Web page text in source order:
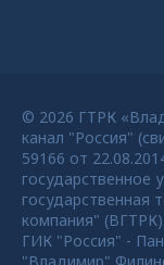
© 2026 ГТРК
канал "Россия"
59166 от
государственное
государственная
компания"
ГИК "Россия" -